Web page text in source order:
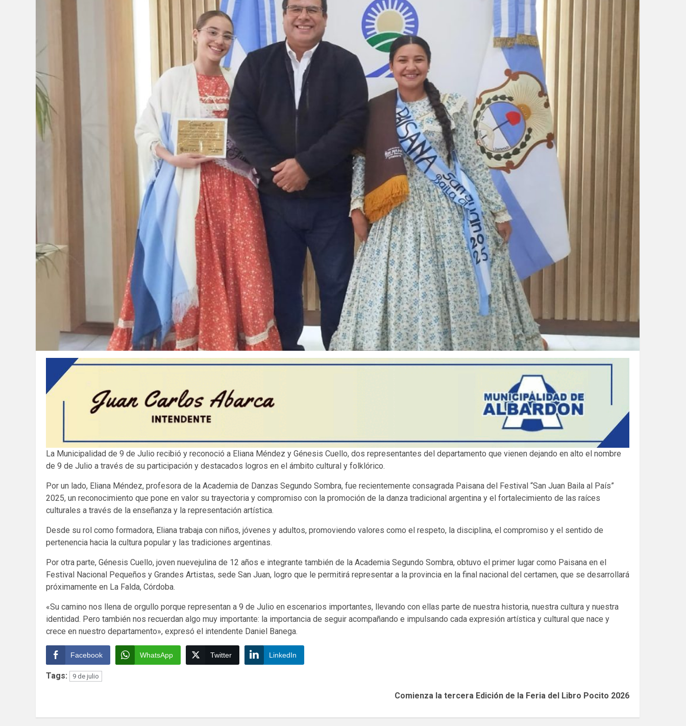
La Municipalidad de 9 de Julio recibió y reconoció a Eliana Méndez y Génesis Cuello, dos representantes del departamento que vienen dejando en alto el nombre
de 9 de Julio a través de su participación y destacados logros en el ámbito cultural y folklórico.
Por un lado, Eliana Méndez, profesora de la Academia de Danzas Segundo Sombra, fue recientemente consagrada Paisana del Festival “San Juan Baila al País”
2025, un reconocimiento que pone en valor su trayectoria y compromiso con la promoción de la danza tradicional argentina y el fortalecimiento de las raíces
culturales a través de la enseñanza y la representación artística.
Desde su rol como formadora, Eliana trabaja con niños, jóvenes y adultos, promoviendo valores como el respeto, la disciplina, el compromiso y el sentido de
pertenencia hacia la cultura popular y las tradiciones argentinas.
Por otra parte, Génesis Cuello, joven nuevejulina de 12 años e integrante también de la Academia Segundo Sombra, obtuvo el primer lugar como Paisana en el
Festival Nacional Pequeños y Grandes Artistas, sede San Juan, logro que le permitirá representar a la provincia en la final nacional del certamen, que se desarrollará
próximamente en La Falda, Córdoba.
«Su camino nos llena de orgullo porque representan a 9 de Julio en escenarios importantes, llevando con ellas parte de nuestra historia, nuestra cultura y nuestra
identidad. Pero también nos recuerdan algo muy importante: la importancia de seguir acompañando e impulsando cada expresión artística y cultural que nace y
crece en nuestro departamento», expresó el intendente Daniel Banega.
Facebook WhatsApp Twitter LinkedIn
Tags: 9 de julio
Comienza la tercera Edición de la Feria del Libro Pocito 2026